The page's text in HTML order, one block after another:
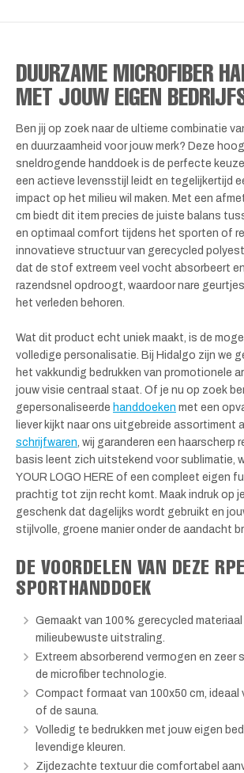
DUURZAME MICROFIBER
MET JOUW EIGEN
Ben jij op zoek naar de ultieme combinatie
en duurzaamheid voor jouw merk? Deze
sneldrogende handdoek is de perfecte
een actieve levensstijl leidt en tegelijkertijd
impact op het milieu wil maken. Met een
cm biedt dit item precies de juiste balans
en optimaal comfort tijdens het sporten of
innovatieve structuur van gerecycled
dat de stof extreem veel vocht absorbeert
razendsnel opdroogt, waardoor nare
het verleden behoren.
Wat dit product echt uniek maakt, is de
volledige personalisatie. Bij Hidalgo zijn we
het vakkundig bedrukken van promotionele
jouw visie centraal staat. Of je nu op zoek
gepersonaliseerde handdoeken met een
liever kijkt naar ons uitgebreide assortiment
schrijfwaren, wij garanderen een haarscherp
basis leent zich uitstekend voor sublimatie,
YOUR LOGO HERE of een compleet eigen
prachtig tot zijn recht komt. Maak indruk op
geschenk dat dagelijks wordt gebruikt en
stijlvolle, groene manier onder de aandacht
DE VOORDELEN VAN DEZE
SPORTHANDDOEK
Gemaakt van 100% gerecycled
milieubewuste uitstraling.
Extreem absorberend vermogen en zeer
de microfiber technologie.
Compact formaat van 100x50 cm,
of de sauna.
Volledig te bedrukken met jouw eigen
levendige kleuren.
Zijdezachte textuur die comfortabel